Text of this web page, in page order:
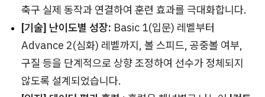
축구 실제 동작과 연결하여 훈련 효과를 극대화합니다.
[기술] 난이도별 성장: Basic 1(입문) 레벨부터
Advance 2(심화) 레벨까지, 볼 스피드, 공중볼 여부,
구질 등을 단계적으로 상향 조정하여 선수가 정체되지
않도록 설계되었습니다.